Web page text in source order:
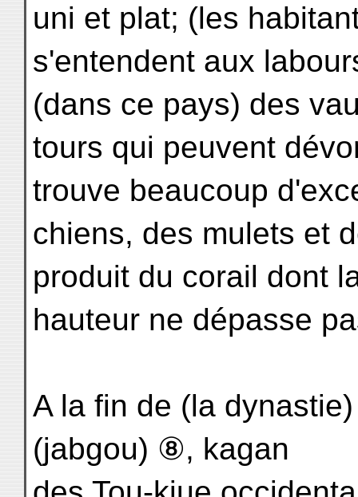
uni et plat; (les
s'entendent aux
(dans ce pays) des
tours qui peuvent
trouve beaucoup
chiens, des mulets et
produit du corail dont
hauteur ne dépasse
A la fin de (la
(jabgou) ⑧, kagan